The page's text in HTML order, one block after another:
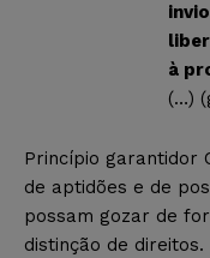
à
(…)
Princípio garantidor
de aptidões e de
possam gozar de
distinção de direitos.